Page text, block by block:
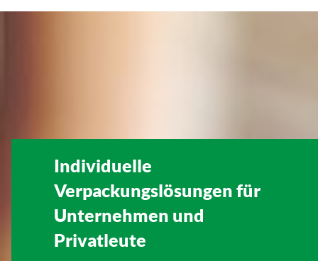
Individuelle
Verpackungslösungen für
Unternehmen und
Privatleute